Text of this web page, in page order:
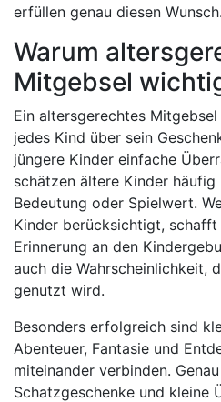
erfüllen genau diesen Wunsch.
Warum
Mitgebsel
Ein altersgerechtes
jedes Kind über sein
jüngere Kinder einfache
schätzen ältere Kinder
Bedeutung oder Spielwert.
Kinder berücksichtigt,
Erinnerung an den
auch die Wahrscheinlichkeit,
genutzt wird.
Besonders erfolgreich sind
Abenteuer, Fantasie und
miteinander verbinden.
Schatzgeschenke und kleine